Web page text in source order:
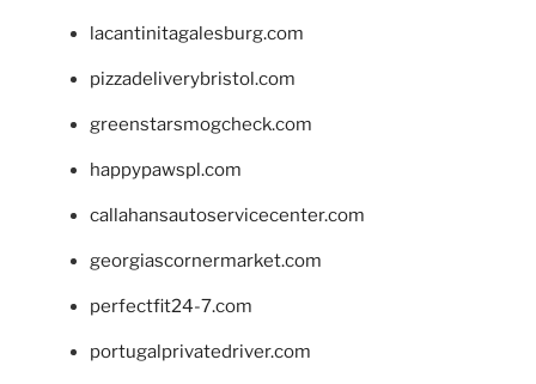
lacantinitagalesburg.com
pizzadeliverybristol.com
greenstarsmogcheck.com
happypawspl.com
callahansautoservicecenter.com
georgiascornermarket.com
perfectfit24-7.com
portugalprivatedriver.com